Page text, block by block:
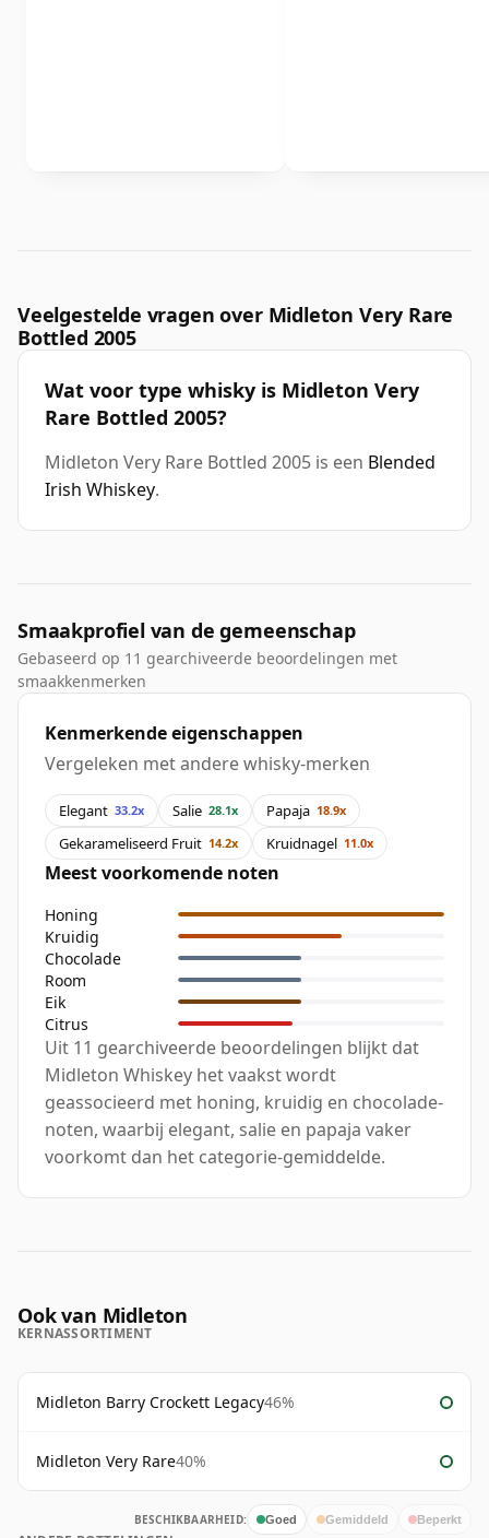
Veelgestelde vragen over Midleton Very Rare
Bottled 2005
Wat voor type whisky is Midleton Very
Rare Bottled 2005?
Midleton Very Rare Bottled 2005 is een Blended
Irish Whiskey.
Smaakprofiel van de gemeenschap
Gebaseerd op 11 gearchiveerde beoordelingen met
smaakkenmerken
Kenmerkende eigenschappen
Vergeleken met andere whisky-merken
Elegant 33.2x Salie 28.1x Papaja 18.9x
Gekarameliseerd Fruit 14.2x Kruidnagel 11.0x
Meest voorkomende noten
Honing
Kruidig
Chocolade
Room
Eik
Citrus
Uit 11 gearchiveerde beoordelingen blijkt dat
Midleton Whiskey het vaakst wordt
geassocieerd met honing, kruidig en chocolade-
noten, waarbij elegant, salie en papaja vaker
voorkomt dan het categorie-gemiddelde.
Ook van Midleton
KERNASSORTIMENT
Midleton Barry Crockett Legacy46%
Midleton Very Rare40%
BESCHIKBAARHEID: Goed Gemiddeld Beperkt